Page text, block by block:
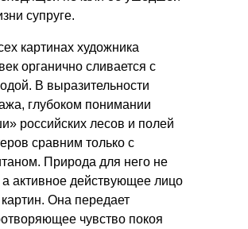
супруге.
картинах художника
органично сливается с
В выразительности
глубоком понимании
российских лесов и полей
сравним только с
Природа для него не
активное действующее лицо
картин. Она передает
чувство покоя